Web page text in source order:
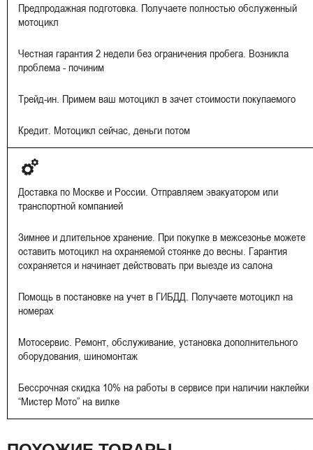
Предпродажная подготовка. Получаете полностью обслуженный
мотоцикл
Честная гарантия 2 недели без ограничения пробега. Возникла
проблема - починим
Трейд-ин. Примем ваш мотоцикл в зачет стоимости покупаемого
Кредит. Мотоцикл сейчас, деньги потом
Доставка по Москве и России. Отправляем эвакуатором или
транспортной компанией
Зимнее и длительное хранение. При покупке в межсезонье можете
оставить мотоцикл на охраняемой стоянке до весны. Гарантия
сохраняется и начинает действовать при выезде из салона
Помощь в постановке на учет в ГИБДД. Получаете мотоцикл на
номерах
Мотосервис. Ремонт, обслуживание, установка дополнительного
оборудования, шиномонтаж
Бессрочная скидка 10% на работы в сервисе при наличии наклейки
“Мистер Мото” на вилке